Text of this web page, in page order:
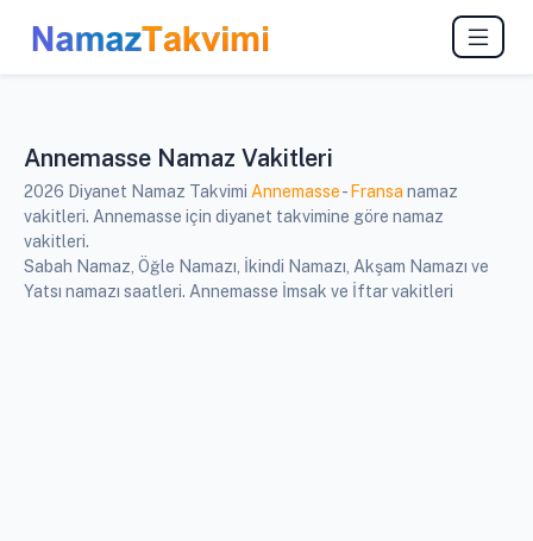
Annemasse Namaz Vakitleri
2026 Diyanet Namaz Takvimi Annemasse- Fransa namaz
vakitleri. Annemasse için diyanet takvimine göre namaz
vakitleri.
Sabah Namaz, Öğle Namazı, İkindi Namazı, Akşam Namazı ve
Yatsı namazı saatleri. Annemasse İmsak ve İftar vakitleri